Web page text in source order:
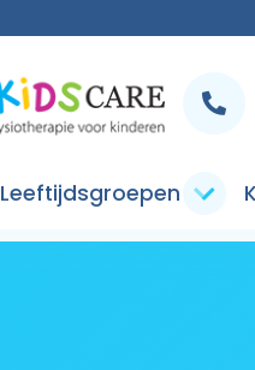
Leeftijdsgroepen